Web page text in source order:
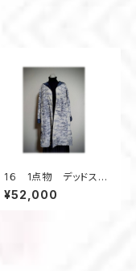
1６ 1点物 デッドスト
ック大島紬 リバーシブ
ルAラインコート 羽織
¥52,000